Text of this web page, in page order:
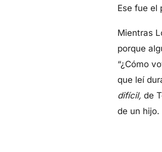
Ese fue el
Mientras
porque
“¿Cómo
que leí
difícil, de
de un hijo.